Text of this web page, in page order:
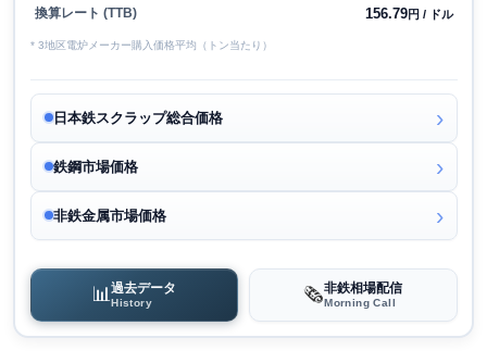
換算レート (TTB) 156.79円 / ドル
* 3地区電炉メーカー購入価格平均（トン当たり）
日本鉄スクラップ総合価格
鉄鋼市場価格
非鉄金属市場価格
📊過去データ
History 🗞️非鉄相場配信
Morning Call